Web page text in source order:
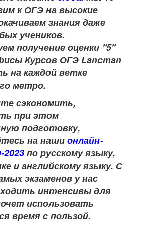
к ОГЭ на высокие
знания даже
учеников.
получение оценки "5"
Курсов ОГЭ Lancman
на каждой ветке
метро.
сэкономить,
при этом
подготовку,
на наши онлайн-
по русскому языку,
и английскому языку. С
экзаменов у нас
интенсивы для
использовать
время с пользой.